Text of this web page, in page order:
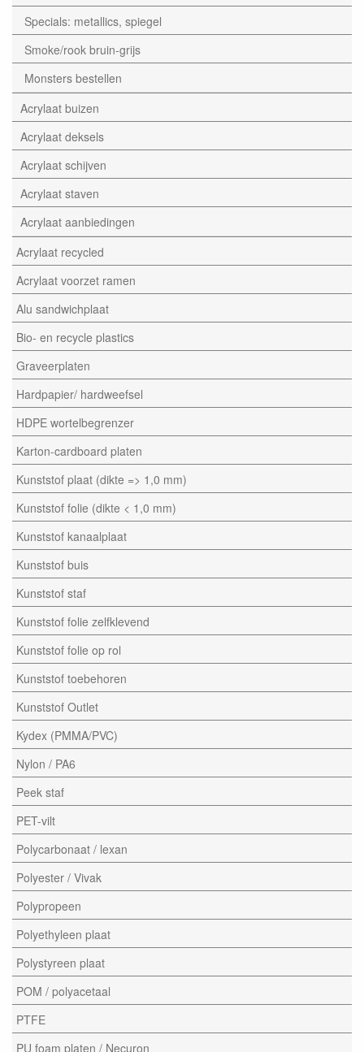
Specials: metallics, spiegel
Smoke/rook bruin-grijs
Monsters bestellen
Acrylaat buizen
Acrylaat deksels
Acrylaat schijven
Acrylaat staven
Acrylaat aanbiedingen
Acrylaat recycled
Acrylaat voorzet ramen
Alu sandwichplaat
Bio- en recycle plastics
Graveerplaten
Hardpapier/ hardweefsel
HDPE wortelbegrenzer
Karton-cardboard platen
Kunststof plaat (dikte => 1,0 mm)
Kunststof folie (dikte < 1,0 mm)
Kunststof kanaalplaat
Kunststof buis
Kunststof staf
Kunststof folie zelfklevend
Kunststof folie op rol
Kunststof toebehoren
Kunststof Outlet
Kydex (PMMA/PVC)
Nylon / PA6
Peek staf
PET-vilt
Polycarbonaat / lexan
Polyester / Vivak
Polypropeen
Polyethyleen plaat
Polystyreen plaat
POM / polyacetaal
PTFE
PU foam platen / Necuron